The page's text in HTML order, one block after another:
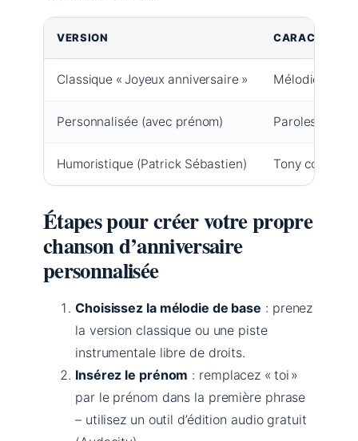
VERSION
Classique « Joyeux anniversaire » Mélodie
Personnalisée (avec prénom) Paroles
Humoristique (Patrick Sébastien) Tony
Étapes pour créer votre propre
chanson d’anniversaire
personnalisée
Choisissez la mélodie de base : prenez
la version classique ou une piste
instrumentale libre de droits.
Insérez le prénom : remplacez « toi »
par le prénom dans la première phrase
– utilisez un outil d’édition audio gratuit